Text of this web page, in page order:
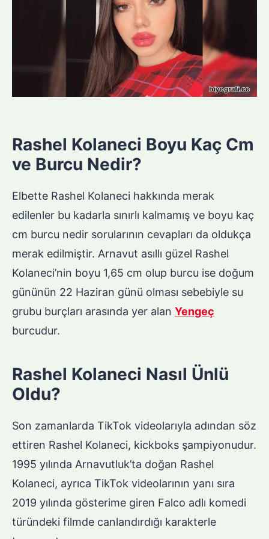
Rashel Kolaneci Boyu Kaç Cm
ve Burcu Nedir?
Elbette Rashel Kolaneci hakkında merak
edilenler bu kadarla sınırlı kalmamış ve boyu kaç
cm burcu nedir sorularının cevapları da oldukça
merak edilmiştir. Arnavut asıllı güzel Rashel
Kolaneci’nin boyu 1,65 cm olup burcu ise doğum
gününün 22 Haziran günü olması sebebiyle su
grubu burçları arasında yer alan Yengeç
burcudur.
Rashel Kolaneci Nasıl Ünlü
Oldu?
Son zamanlarda TikTok videolarıyla adından söz
ettiren Rashel Kolaneci, kickboks şampiyonudur.
1995 yılında Arnavutluk’ta doğan Rashel
Kolaneci, ayrıca TikTok videolarının yanı sıra
2019 yılında gösterime giren Falco adlı komedi
türündeki filmde canlandırdığı karakterle